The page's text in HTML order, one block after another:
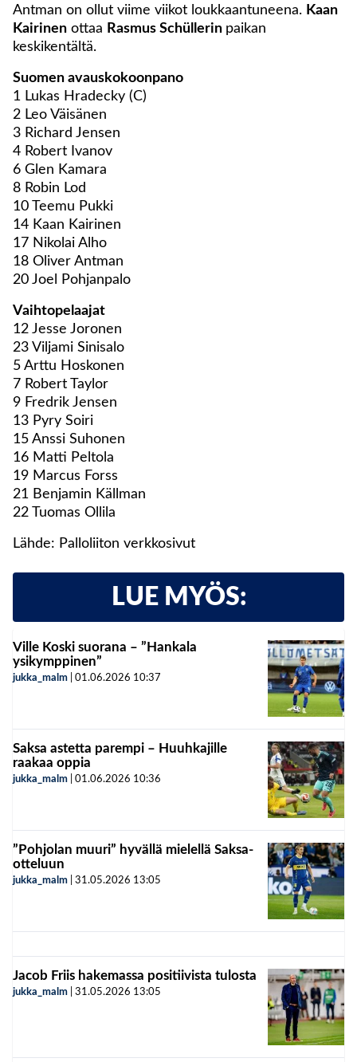
Antman on ollut viime viikot loukkaantuneena. Kaan
Kairinen ottaa Rasmus Schüllerin paikan
keskikentältä.
Suomen avauskokoonpano
1 Lukas Hradecky (C)
2 Leo Väisänen
3 Richard Jensen
4 Robert Ivanov
6 Glen Kamara
8 Robin Lod
10 Teemu Pukki
14 Kaan Kairinen
17 Nikolai Alho
18 Oliver Antman
20 Joel Pohjanpalo
Vaihtopelaajat
12 Jesse Joronen
23 Viljami Sinisalo
5 Arttu Hoskonen
7 Robert Taylor
9 Fredrik Jensen
13 Pyry Soiri
15 Anssi Suhonen
16 Matti Peltola
19 Marcus Forss
21 Benjamin Källman
22 Tuomas Ollila
Lähde: Palloliiton verkkosivut
LUE MYÖS:
Ville Koski suorana – ”Hankala
ysikymppinen”
jukka_malm 01.06.2026 10:37
Saksa astetta parempi – Huuhkajille
raakaa oppia
jukka_malm 01.06.2026 10:36
”Pohjolan muuri” hyvällä mielellä Saksa-
otteluun
jukka_malm 31.05.2026 13:05
Jacob Friis hakemassa positiivista tulosta
jukka_malm 31.05.2026 13:05